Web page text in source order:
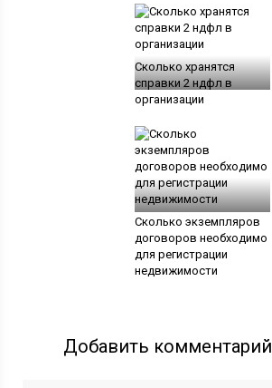
Сколько хранятся
справки 2 ндфл в
организации
Сколько экземпляров
договоров необходимо
для регистрации
недвижимости
Добавить комментарий